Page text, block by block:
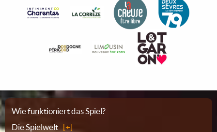
Sitemap
Wie funktioniert das Spiel?
Die Spielwelt